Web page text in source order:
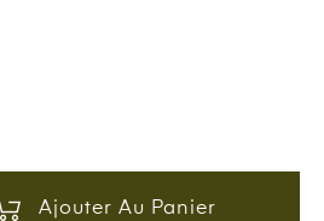
Ajouter Au Panier